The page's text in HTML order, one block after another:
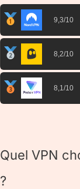
9,3/10
8,2/10
8,1/10
Quel VPN
?